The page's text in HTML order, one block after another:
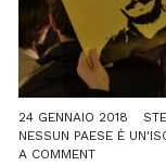
24 GENNAIO 2018
NESSUN PAESE È
A COMMENTON